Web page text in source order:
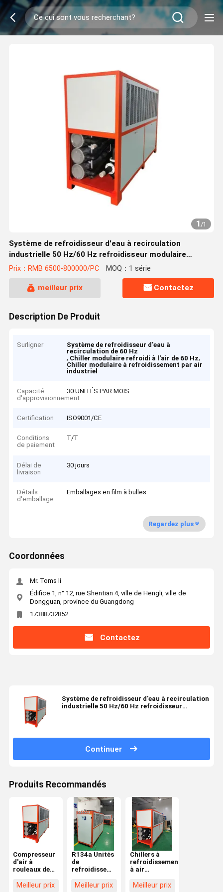
1/1
Système de refroidisseur d'eau à recirculation
industrielle 50 Hz/60 Hz refroidisseur modulaire
refroidi par air
Prix：RMB 6500-800000/PC MOQ：1 série
meilleur prix Contactez
Description De Produit
Surligner
Système de refroidisseur d'eau à
recirculation de 60 Hz
, Chiller modulaire refroidi à l'air de 60 Hz,
Chiller modulaire à refroidissement par air
industriel
Capacité
d'approvisionnement
30 UNITÉS PAR MOIS
Certification ISO9001/CE
Conditions
de paiement
T/T
Délai de
livraison
30 jours
Détails
d'emballage
Emballages en film à bulles
Regardez plus
Coordonnées
Mr. Toms li
Édifice 1, n° 12, rue Shentian 4, ville de Hengli, ville de
Dongguan, province du Guangdong
17388732852
Contactez
Système de refroidisseur d'eau à recirculation
industrielle 50 Hz/60 Hz refroidisseur
Continuer
Produits Recommandés
Compresseur
d'air à
rouleaux de
refroidisseur
Meilleur prix
R134a Unités
de
refroidissement
portables
Meilleur prix
Chillers à
refroidissement
à air
acier
Meilleur prix